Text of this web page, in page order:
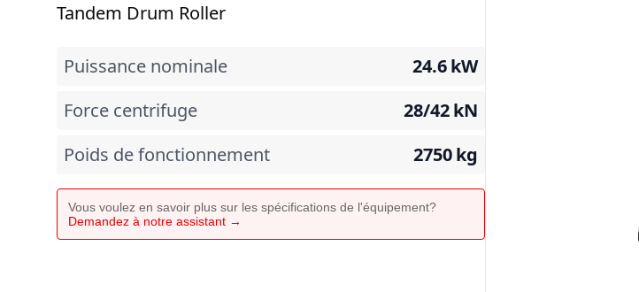
Tandem Drum Roller
Puissance nominale 24.6kW
Force centrifuge
28/42kN
Poids de fonctionnement
2750kg
Vous voulez en savoir plus sur les spécifications de l'équipement?
Demandez à notre assistant →